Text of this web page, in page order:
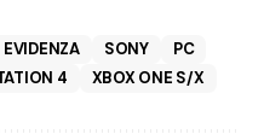
EVIDENZA SONY
PC
4 XBOX ONE S/X